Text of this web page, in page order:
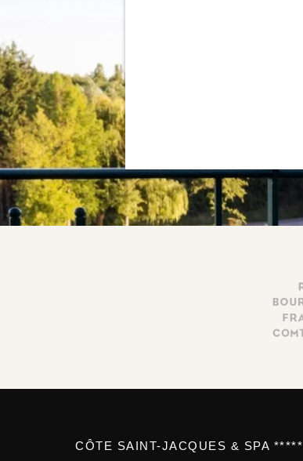
CÔTE SAINT-JACQUES & SPA *****